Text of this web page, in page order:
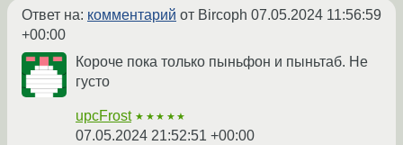
Ответ на: комментарий от Bircoph 07.05.2024 11:56:59
+00:00
Короче пока только пыньфон и пыньтаб. Не
густо
upcFrost ★★★★★
07.05.2024 21:52:51 +00:00